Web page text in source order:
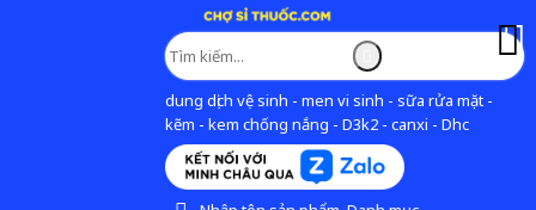
dung dịch vệ sinh - men vi sinh - sữa rửa mặt -
kẽm - kem chống nắng - D3k2 - canxi - Dhc